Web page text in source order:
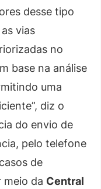
desse tipo
vias
no
base na análise
uma
diz o
do envio de
pelo telefone
de
meio da Central